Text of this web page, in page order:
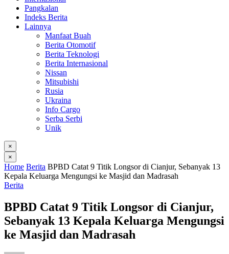
Pangkalan
Indeks Berita
Lainnya
Manfaat Buah
Berita Otomotif
Berita Teknologi
Berita Internasional
Nissan
Mitsubishi
Rusia
Ukraina
Info Cargo
Serba Serbi
Unik
×
×
Home Berita BPBD Catat 9 Titik Longsor di Cianjur, Sebanyak 13
Kepala Keluarga Mengungsi ke Masjid dan Madrasah
Berita
BPBD Catat 9 Titik Longsor di Cianjur,
Sebanyak 13 Kepala Keluarga Mengungsi
ke Masjid dan Madrasah